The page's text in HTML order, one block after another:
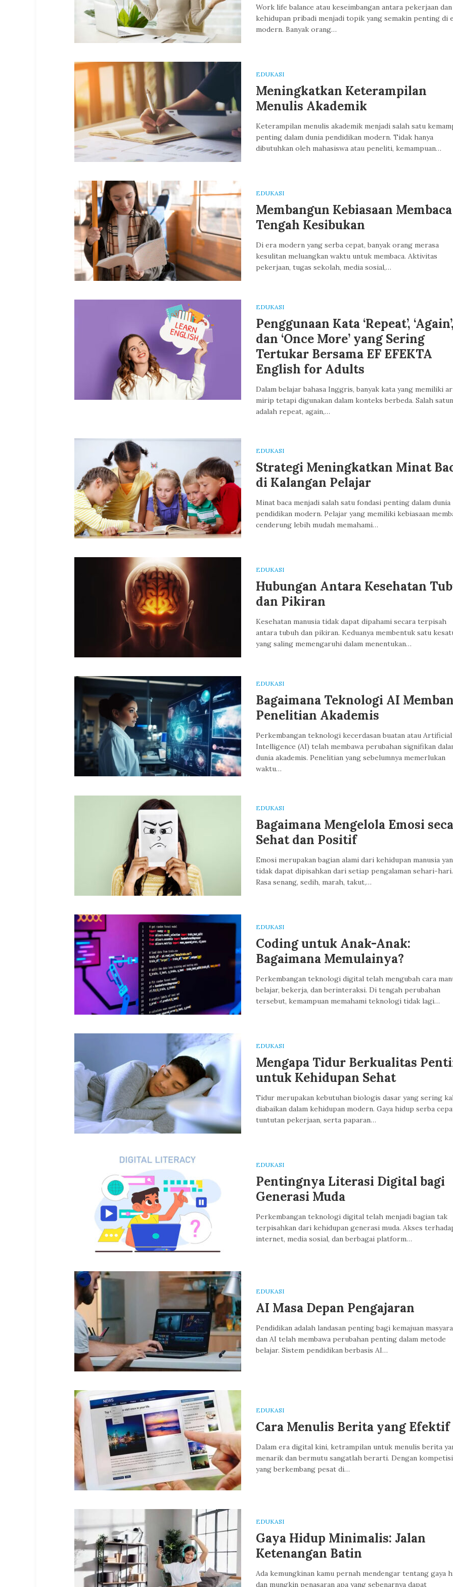
Work life balance atau keseimbangan antara pekerjaan dan
kehidupan pribadi menjadi topik yang semakin penting di
modern. Banyak orang…
EDUKASI
Meningkatkan Keterampilan
Menulis Akademik
Keterampilan menulis akademik menjadi salah satu
penting dalam dunia pendidikan modern. Tidak hanya
dibutuhkan oleh mahasiswa atau peneliti, kemampuan…
EDUKASI
Membangun Kebiasaan
Tengah Kesibukan
Di era modern yang serba cepat, banyak orang merasa
kesulitan meluangkan waktu untuk membaca. Aktivitas
pekerjaan, tugas sekolah, media sosial,…
EDUKASI
Penggunaan Kata ‘Repeat’, ‘Again’,
dan ‘Once More’ yang Sering
Tertukar Bersama EF EFEKTA
English for Adults
Dalam belajar bahasa Inggris, banyak kata yang memiliki
mirip tetapi digunakan dalam konteks berbeda. Salah
adalah repeat, again,…
EDUKASI
Strategi Meningkatkan Minat
di Kalangan Pelajar
Minat baca menjadi salah satu fondasi penting dalam dunia
pendidikan modern. Pelajar yang memiliki kebiasaan
cenderung lebih mudah memahami…
EDUKASI
Hubungan Antara Kesehatan
dan Pikiran
Kesehatan manusia tidak dapat dipahami secara terpisah
antara tubuh dan pikiran. Keduanya membentuk satu
yang saling memengaruhi dalam menentukan…
EDUKASI
Bagaimana Teknologi AI
Penelitian Akademis
Perkembangan teknologi kecerdasan buatan atau Artificial
Intelligence (AI) telah membawa perubahan signifikan
dunia akademis. Penelitian yang sebelumnya memerlukan
waktu…
EDUKASI
Bagaimana Mengelola Emosi
Sehat dan Positif
Emosi merupakan bagian alami dari kehidupan manusia
tidak dapat dipisahkan dari setiap pengalaman sehari-hari.
Rasa senang, sedih, marah, takut,…
EDUKASI
Coding untuk Anak-Anak:
Bagaimana Memulainya?
Perkembangan teknologi digital telah mengubah cara
belajar, bekerja, dan berinteraksi. Di tengah perubahan
tersebut, kemampuan memahami teknologi tidak lagi…
EDUKASI
Mengapa Tidur Berkualitas
untuk Kehidupan Sehat
Tidur merupakan kebutuhan biologis dasar yang sering
diabaikan dalam kehidupan modern. Gaya hidup serba
tuntutan pekerjaan, serta paparan…
EDUKASI
Pentingnya Literasi Digital bagi
Generasi Muda
Perkembangan teknologi digital telah menjadi bagian tak
terpisahkan dari kehidupan generasi muda. Akses
internet, media sosial, dan berbagai platform…
EDUKASI
AI Masa Depan Pengajaran
Pendidikan adalah landasan penting bagi kemajuan
dan AI telah membawa perubahan penting dalam metode
belajar. Sistem pendidikan berbasis AI…
EDUKASI
Cara Menulis Berita yang Efektif
Dalam era digital kini, ketrampilan untuk menulis berita
menarik dan bermutu sangatlah berarti. Dengan kompetisi
yang berkembang pesat di…
EDUKASI
Gaya Hidup Minimalis: Jalan
Ketenangan Batin
Ada kemungkinan kamu pernah mendengar tentang gaya
dan mungkin penasaran apa yang sebenarnya dapat